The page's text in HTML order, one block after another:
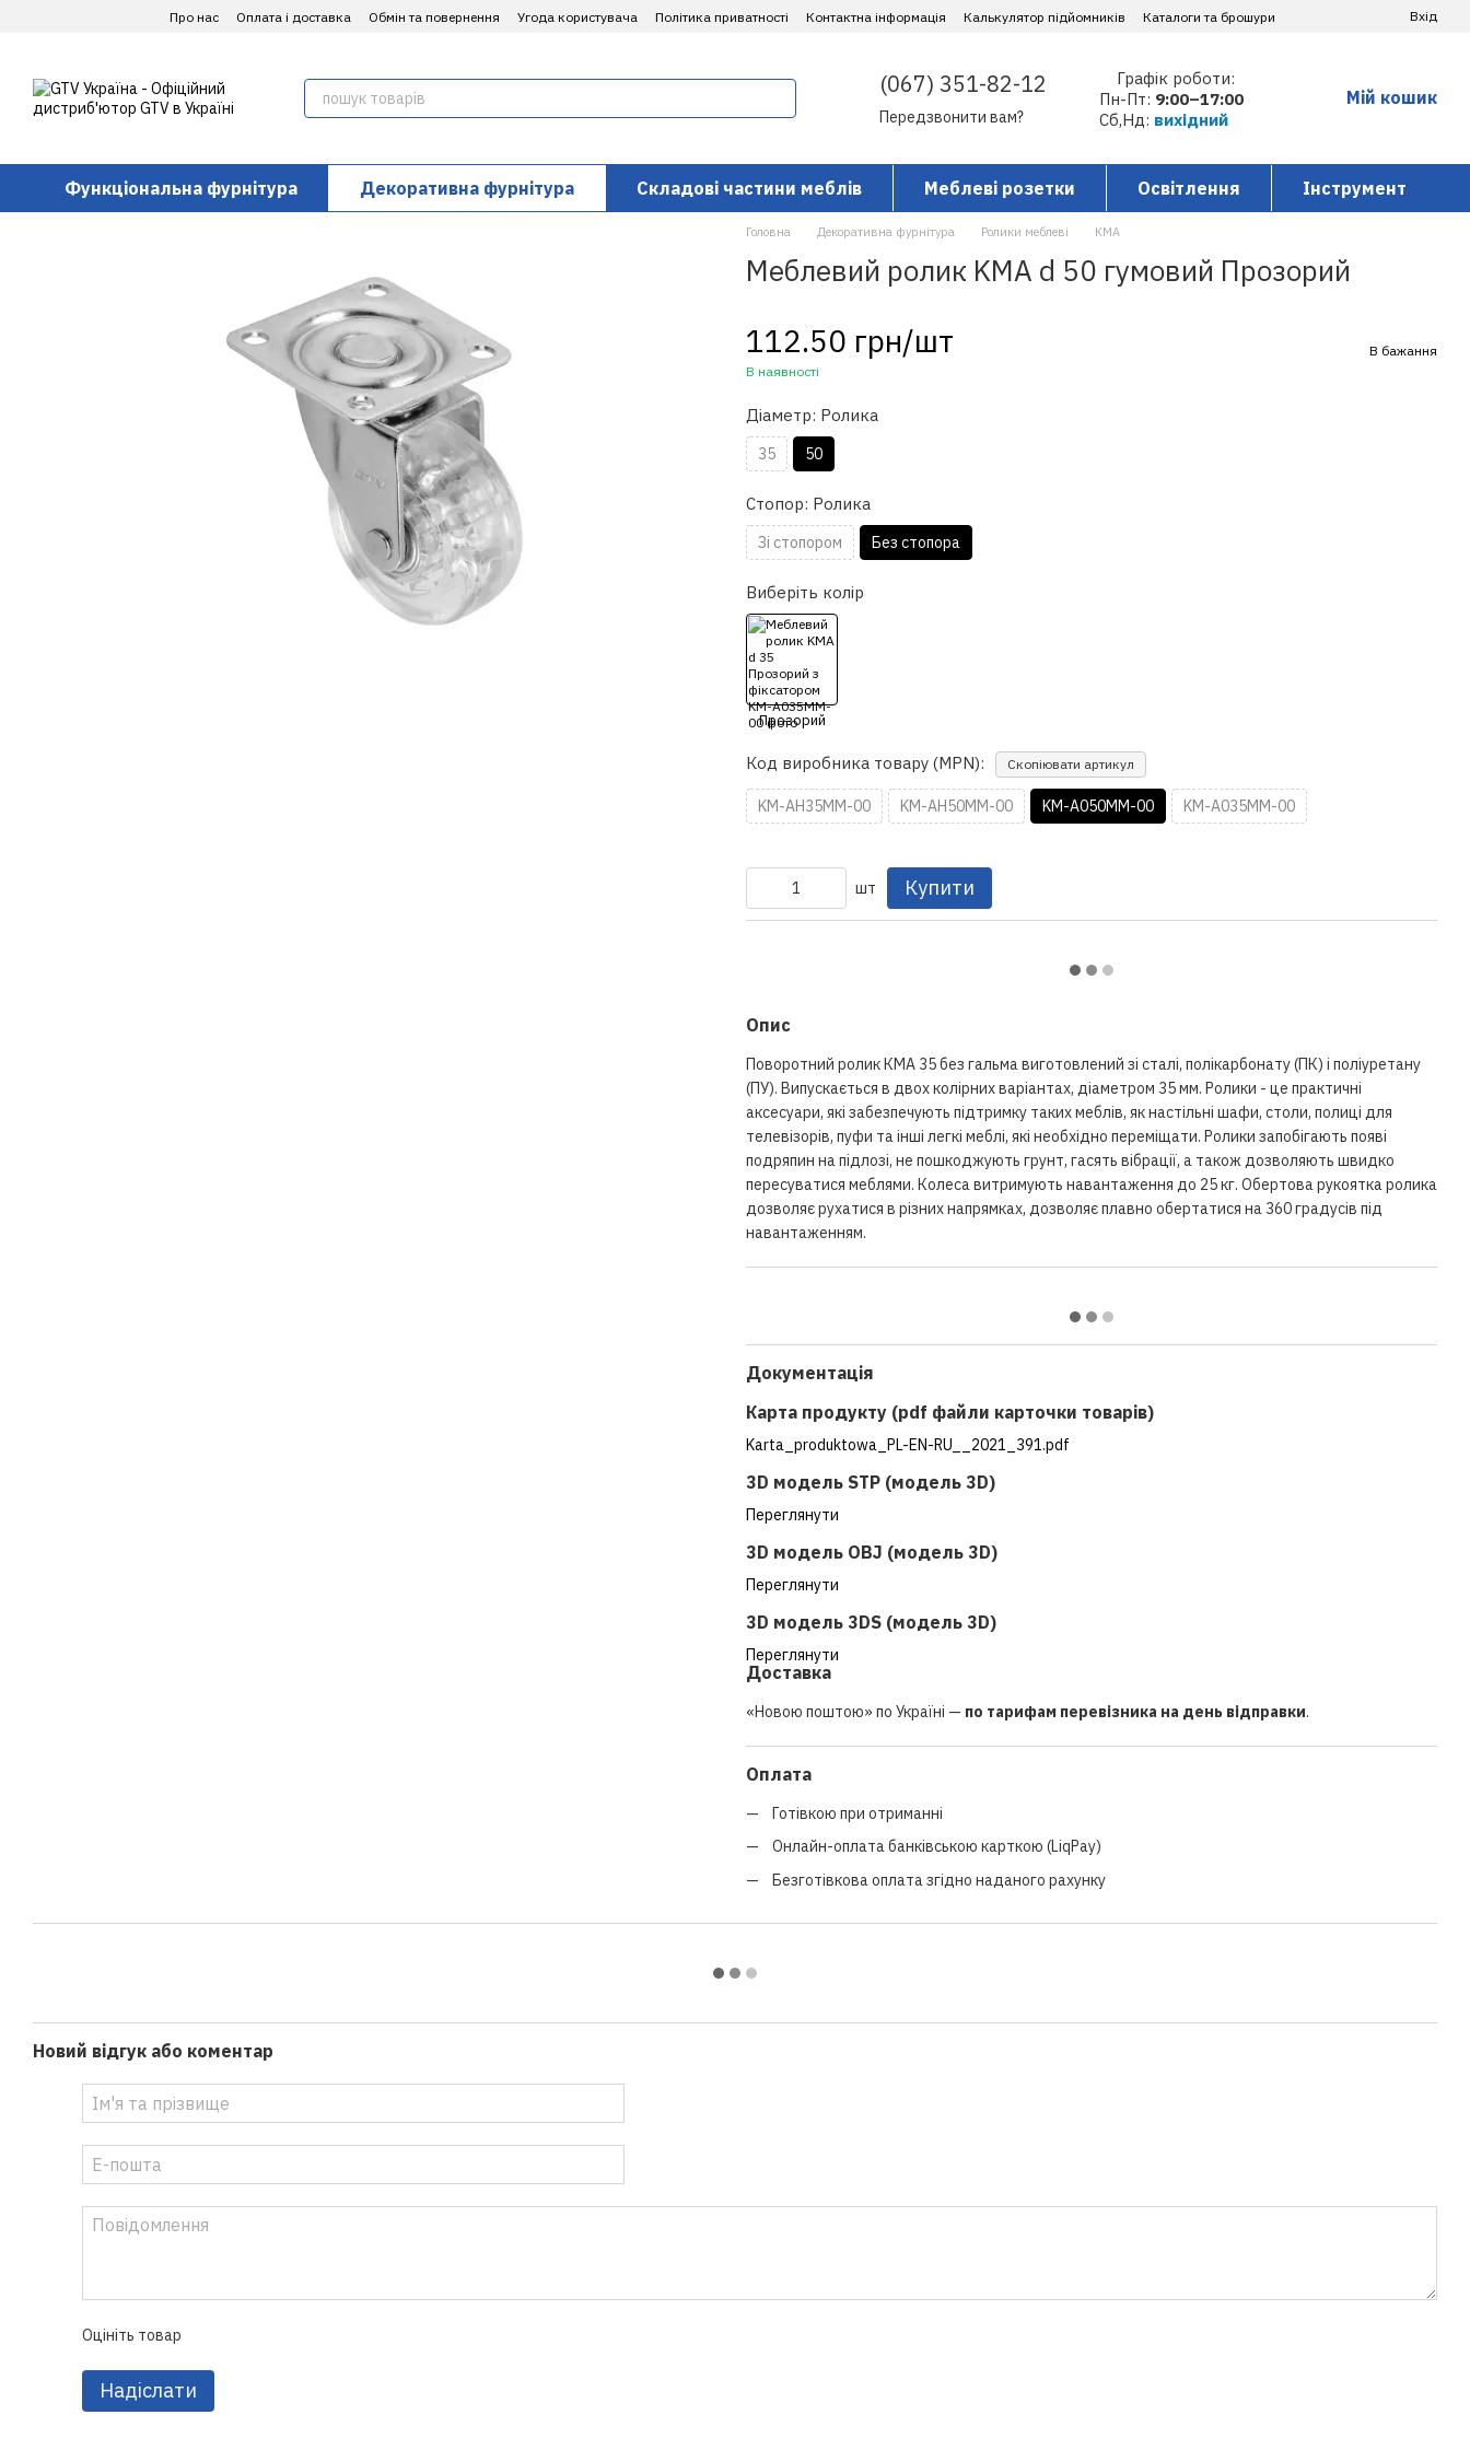
Перейти до основного контенту
Про нас Оплата і доставка Обмін та повернення Угода користувача Політика приватності Контактна інформація ​Калькулятор підйомників Каталоги та брошури Вхід
(067) 351-82-12
Передзвонити вам?
Графік роботи:
Пн-Пт: 9:00–17:00
Сб,Нд: вихідний
Мій кошик
Функціональна фурнітура Декоративна фурнітура Складові частини меблів Меблеві розетки Освітлення Інструмент
Головна Декоративна фурнітура Ролики меблеві KMA
Меблевий ролик KMA d 50 гумовий Прозорий
112.50 грн/шт
В наявності
В бажання
Діаметр: Ролика
35 50
Стопор: Ролика
Зі стопором Без стопора
Виберіть колір
Код виробника товару (MPN): Скопіювати артикул
KM-AH35MM-00 KM-AH50MM-00 KM-A050MM-00 KM-A035MM-00
шт Купити
Опис
Поворотний ролик КМА 35 без гальма виготовлений зі сталі, полікарбонату (ПК) і поліуретану
(ПУ). Випускається в двох колірних варіантах, діаметром 35 мм. Ролики - це практичні
аксесуари, які забезпечують підтримку таких меблів, як настільні шафи, столи, полиці для
телевізорів, пуфи та інші легкі меблі, які необхідно переміщати. Ролики запобігають появі
подряпин на підлозі, не пошкоджують грунт, гасять вібрації, а також дозволяють швидко
пересуватися меблями. Колеса витримують навантаження до 25 кг. Обертова рукоятка ролика
дозволяє рухатися в різних напрямках, дозволяє плавно обертатися на 360 градусів під
навантаженням.
Документація
Карта продукту (pdf файли карточки товарів)
Karta_produktowa_PL-EN-RU__2021_391.pdf
3D модель STP (модель 3D)
Переглянути
3D модель OBJ (модель 3D)
Переглянути
3D модель 3DS (модель 3D)
Переглянути
Доставка
«Новою поштою» по Україні — по тарифам перевізника на день відправки.
Оплата
Готівкою при отриманні
Онлайн-оплата банківською карткою (LiqPay)
Безготівкова оплата згідно наданого рахунку
Новий відгук або коментар
Оцініть товар
Надіслати